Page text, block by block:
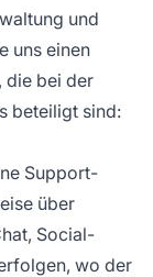
und
uns einen
die bei der
beteiligt sind:
Support-
über
Social-
wo der